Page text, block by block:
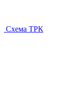
Схема ТРК